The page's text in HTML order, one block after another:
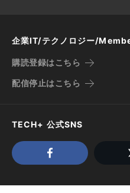
企業IT/テクノロジー/
購読登録はこちら
配信停止はこちら
TECH+ 公式SNS